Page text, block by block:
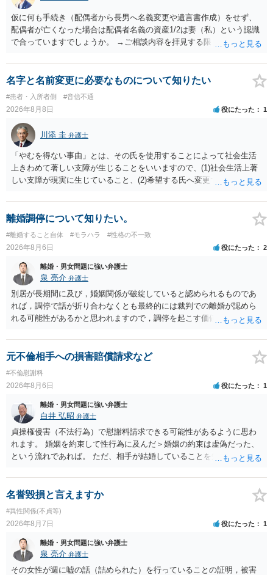
仮に何も手続き（配偶者から長男へ名義変更や遺言書作成）をせず、
配偶者が亡くなった場合は配偶者名義の資産1/2は妻（私）という認識
で合っていますでしょうか。 →ご相談内容を拝見する限りでは、その
完全に所有する場合は、他の相続人に対して自宅の評価額の１/２の代
償金の支払いが必要になります。
名字と名前変更に必要なものについて知りたい
#患者・入所者側 #音信不通
2026年8月8日 役にたった 1
川添 圭 弁護士
「やむを得ない事由」とは、その氏を使用することによって社会生活
上きわめて著しい支障が生じることをいいますので、(1)社会生活上著
しい支障が現実に生じていること、(2)希望する氏へ変更できればその
できるかどうかがポイントです。 記録中に現れた一切の事情が判断対
象ですので、上記(1)と(2)を説明できる資料は全て（ただし理路整然
に）提出することが必要になります。「フラッシュバック」とのこと
なので、例えば、医学上確立されているPTSDの診断基準に合致した説
明とそれに沿う資料の提出が必要になってくるように思います。 精神
的・心理的な理由の氏変更は様々な意味でハードルがかなり高く、弁
護士へ依頼しても苦労することが強く予想されるところです。、もし
本人申立てをお考えであれば、医学知識はもちろん法律知識も要求さ
れますので、性急な申立てをせず、知識と資料をしっかりと揃えて、
万全の体制で申立てに臨んだ方がよいと思われます。
離婚調停について知りたい。
#離婚すること自体 #モラハラ #性格の不一致
2026年8月6日 役にたった 2
離婚・男女問題に強い弁護士
泉 亮介 弁護士
別居が長期間に及び，婚姻関係が破綻していると認められるものであ
れば，調停で話が折り合わなくとも最終的には裁判での離婚が認めら
れる可能性があるかと思われますので，調停を起こす価値はあるよう
は調停が成立するということはないため，相手が合意するメリットを
だしてでも調停で終わらせるよう努めるのか，裁判離婚を見据えて調
停での離婚に固執しないかいずれかの対応は必要となるかと思われま
す。 お一人で対応するのは難しい側面もありますので弁護士を立てる
ことを検討されると良いかと思われます。
元不倫相手への損害賠償請求など
#不倫慰謝料
2026年8月6日 役にたった 1
離婚・男女問題に強い弁護士
白井 弘昭 弁護士
貞操権侵害（不法行為）で慰謝料請求できる可能性があるように思わ
れます。 婚姻を約束して性行為に及んだ＞婚姻の約束は虚偽だった、
という流れであれば。 ただ、相手が結婚していることを知って行為に
性も認められそうですので、あまり慰謝料は高額にならないように思
われます。 一度、最寄りの弁護士に相談してみてください。
名誉毀損と言えますか
#異性関係(不貞等)
2026年8月7日 役にたった 1
離婚・男女問題に強い弁護士
泉 亮介 弁護士
その女性が週に嘘の話（詰められた）を行っていることの証明，被害